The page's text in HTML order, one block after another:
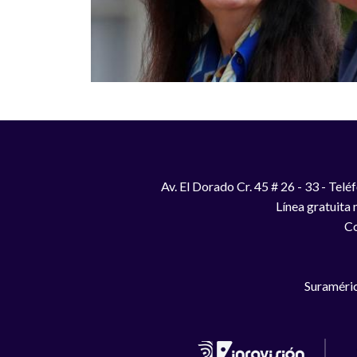
Av. El Dorado Cr. 45 # 26 - 33 -
Línea gratuita